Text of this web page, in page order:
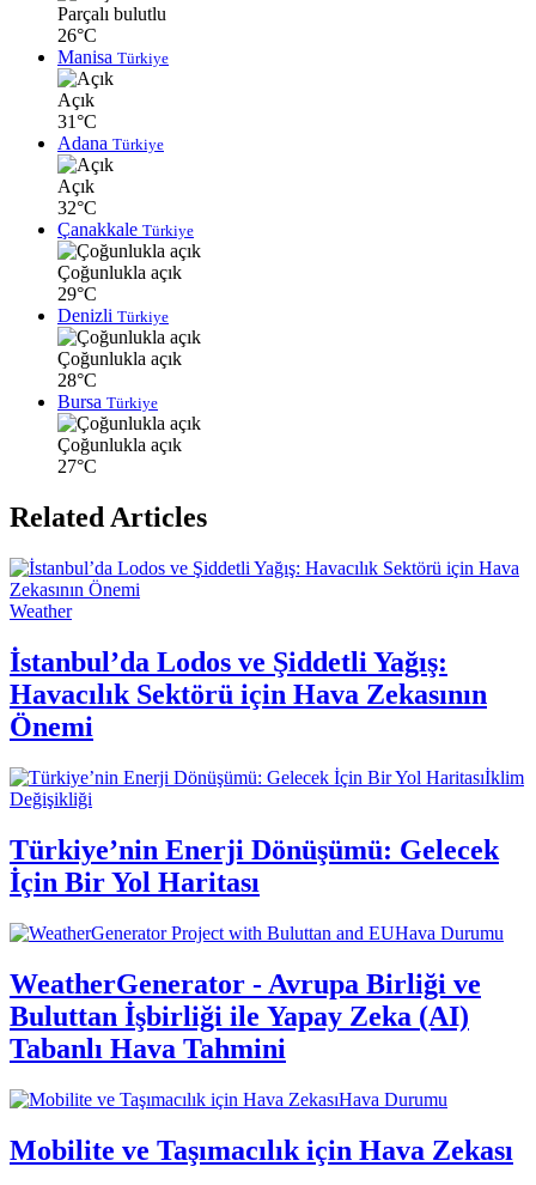
Parçalı bulutlu
26°C
Manisa Türkiye
Açık
31°C
Adana Türkiye
Açık
32°C
Çanakkale Türkiye
Çoğunlukla açık
29°C
Denizli Türkiye
Çoğunlukla açık
28°C
Bursa Türkiye
Çoğunlukla açık
27°C
Related Articles
Weather
İstanbul’da Lodos ve Şiddetli Yağış:
Havacılık Sektörü için Hava Zekasının
Önemi
İklim
Değişikliği
Türkiye’nin Enerji Dönüşümü: Gelecek
İçin Bir Yol Haritası
Hava Durumu
WeatherGenerator - Avrupa Birliği ve
Buluttan İşbirliği ile Yapay Zeka (AI)
Tabanlı Hava Tahmini
Hava Durumu
Mobilite ve Taşımacılık için Hava Zekası